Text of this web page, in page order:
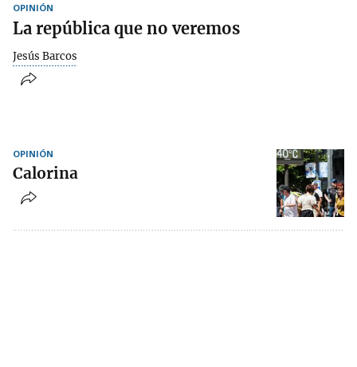
OPINIÓN
La república que no veremos
Jesús Barcos
OPINIÓN
Calorina